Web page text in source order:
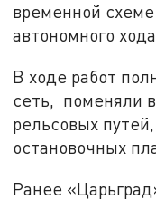
временной
автономного
В ходе работ
сеть, поменяли
рельсовых
остановочных
Ранее